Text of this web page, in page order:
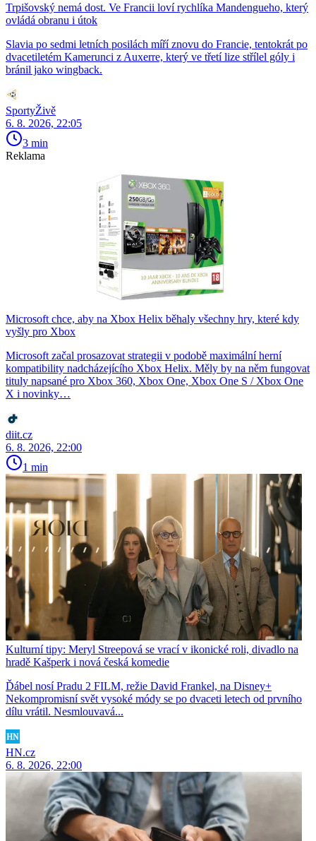
Trpišovský nemá dost. Ve Francii loví rychlíka Mandengueho, který
ovládá obranu i útok
Slavia po sedmi letních posilách míří znovu do Francie, tentokrát po
dvacetiletém Kamerunci z Auxerre, který ve třetí lize střílel góly i
bránil jako wingback.
SportyŽivě
6. 8. 2026, 22:05
3 min
Reklama
Microsoft chce, aby na Xbox Helix běhaly všechny hry, které kdy
vyšly pro Xbox
Microsoft začal prosazovat strategii v podobě maximální herní
kompatibility nadcházejícího Xbox Helix. Měly by na něm fungovat
tituly napsané pro Xbox 360, Xbox One, Xbox One S / Xbox One
X i novinky…
diit.cz
6. 8. 2026, 22:00
1 min
Kulturní tipy: Meryl Streepová se vrací v ikonické roli, divadlo na
hradě Kašperk i nová česká komedie
Ďábel nosí Pradu 2 FILM, režie David Frankel, na Disney+
Nekompromisní svět vysoké módy se po dvaceti letech od prvního
dílu vrátil. Nesmlouvavá...
HN.cz
6. 8. 2026, 22:00